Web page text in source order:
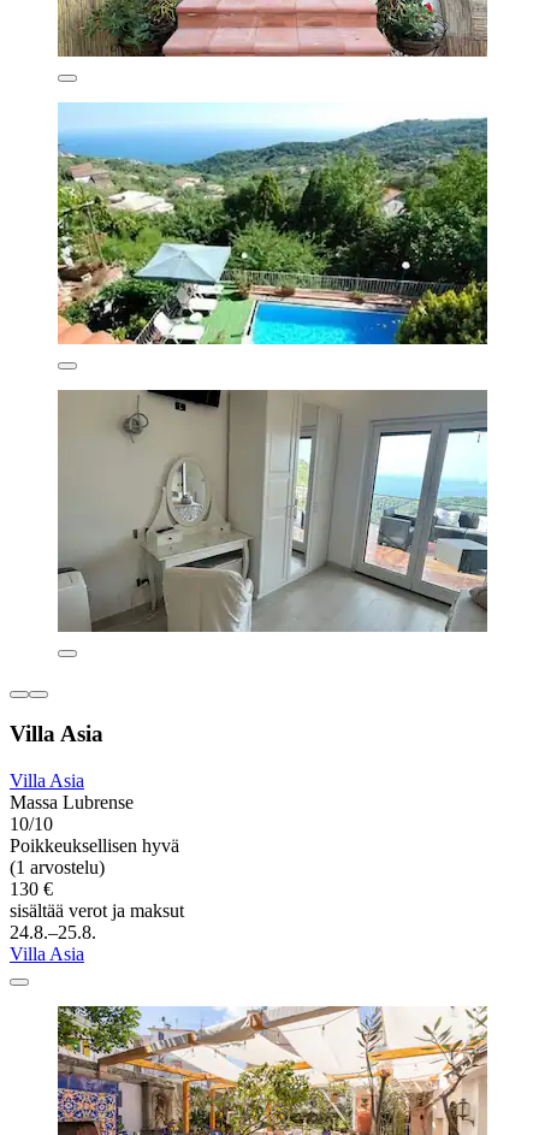
Villa Asia
Villa Asia
Massa Lubrense
10/10
Poikkeuksellisen hyvä
(1 arvostelu)
130 €
sisältää verot ja maksut
24.8.–25.8.
Villa Asia